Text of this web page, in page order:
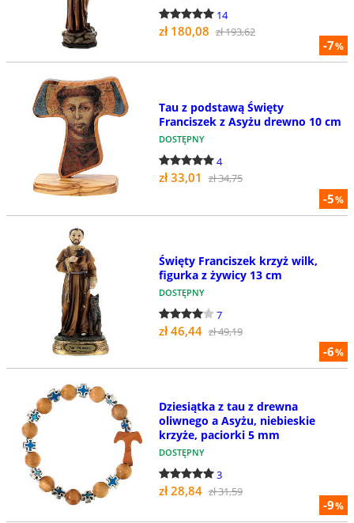
-7%
14
zł 180,08 zł 193,62
-5%
Tau z podstawą Święty
Franciszek z Asyżu drewno 10 cm
DOSTĘPNY
4
zł 33,01 zł 34,75
-6%
Święty Franciszek krzyż wilk,
figurka z żywicy 13 cm
DOSTĘPNY
7
zł 46,44 zł 49,19
-9%
Dziesiątka z tau z drewna
oliwnego a Asyżu, niebieskie
krzyże, paciorki 5 mm
DOSTĘPNY
3
zł 28,84 zł 31,59